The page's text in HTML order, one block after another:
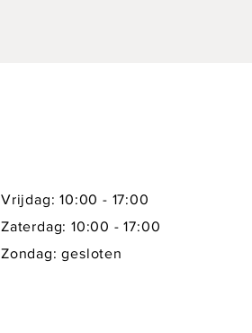
Vrijdag: 10:00 - 17:00
Zaterdag: 10:00 - 17:00
Zondag: gesloten